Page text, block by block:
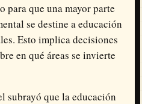
para que una mayor parte
se destine a educación
Esto implica decisiones
en qué áreas se invierte
subrayó que la educación